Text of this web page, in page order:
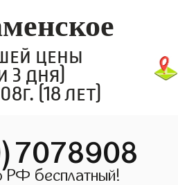
цены
3 дня)
(18 лет)
РФ бесплатный!